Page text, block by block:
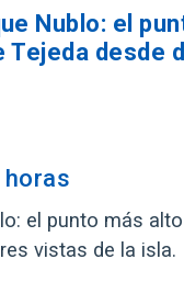
Nublo: el
Tejeda
horas
el punto más
vistas de la isla.